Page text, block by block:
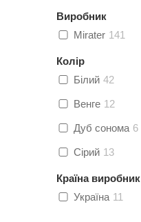
Виробник
Mirater 141
Колір
Білий 42
Венге 12
Дуб сонома 6
Сірий 13
Країна виробник
Україна 11